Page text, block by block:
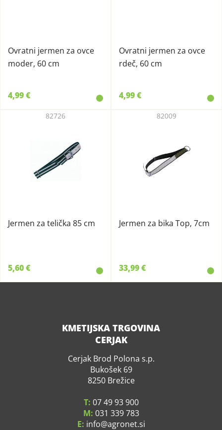
Ovratni jermen za ovce
moder, 60 cm
4,99 €
Ovratni jermen za ovce
rdeč, 60 cm
4,99 €
Jermen za telička 85 cm
82726
5,60 €
Jermen za bika Top, 7cm
82009
33,99 €
KMETIJSKA TRGOVINA
CERJAK
Cerjak Brod Polona s.p.
Bukošek 69
8250 Brežice
T: 07 49 93 900
M: 031 339 783
E: info agronet.si